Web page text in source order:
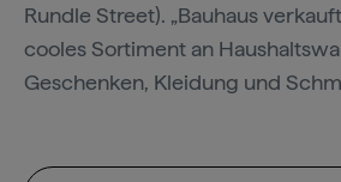
Rundle Street). „Bauhaus
cooles Sortiment an
Geschenken, Kleidung und